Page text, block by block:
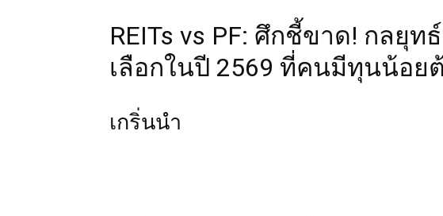
REITs vs PF: ศึกชี้ขาด! กลยุท
เลือกในปี 2569 ที่คนมีทุนน้อย
เกริ่นนำ